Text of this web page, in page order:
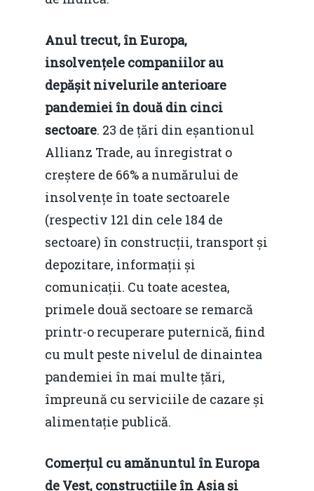
Anul trecut, în Europa,
insolvențele companiilor au
depășit nivelurile anterioare
pandemiei în două din cinci
sectoare. 23 de țări din eșantionul
Allianz Trade, au înregistrat o
creștere de 66% a numărului de
insolvențe în toate sectoarele
(respectiv 121 din cele 184 de
sectoare) în construcții, transport și
depozitare, informații și
comunicații. Cu toate acestea,
primele două sectoare se remarcă
printr-o recuperare puternică, fiind
cu mult peste nivelul de dinaintea
pandemiei în mai multe țări,
împreună cu serviciile de cazare și
alimentație publică.
Comerțul cu amănuntul în Europa
de Vest, construcțiile în Asia și